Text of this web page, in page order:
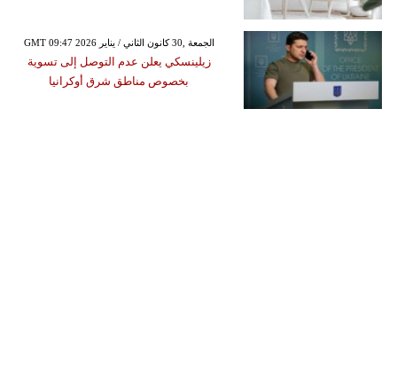
GMT 09:47 2026 الجمعة ,30 كانون الثاني / يناير
زيلينسكي يعلن عدم التوصل إلى تسوية
بخصوص مناطق شرق أوكرانيا